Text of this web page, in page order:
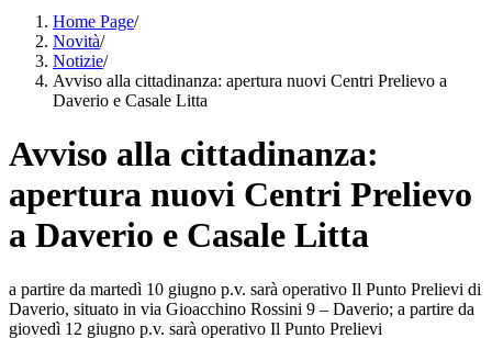
Home Page/
Novità/
Notizie/
Avviso alla cittadinanza: apertura nuovi Centri Prelievo a
Daverio e Casale Litta
Avviso alla cittadinanza:
apertura nuovi Centri Prelievo
a Daverio e Casale Litta
a partire da martedì 10 giugno p.v. sarà operativo Il Punto Prelievi di
Daverio, situato in via Gioacchino Rossini 9 – Daverio; a partire da
giovedì 12 giugno p.v. sarà operativo Il Punto Prelievi